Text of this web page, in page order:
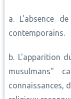
a. L'absence
contemporains.
b. L'apparition
musulmans"
connaissances,